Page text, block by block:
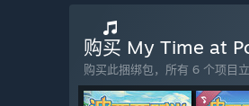
购买 My Time at
购买此捆绑包，所有 6 个项目立